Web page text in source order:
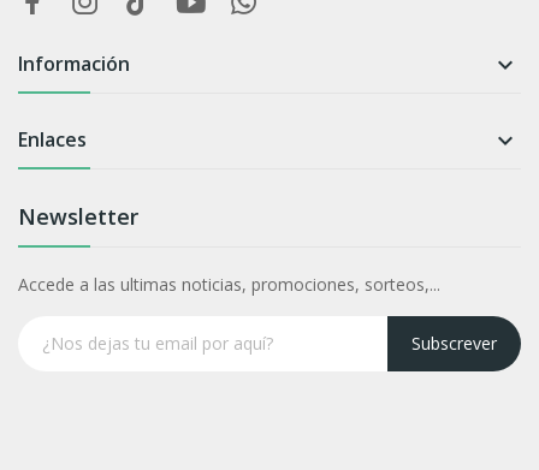
Información 
Enlaces 
Newsletter
Accede a las ultimas noticias, promociones, sorteos,...
Subscrever